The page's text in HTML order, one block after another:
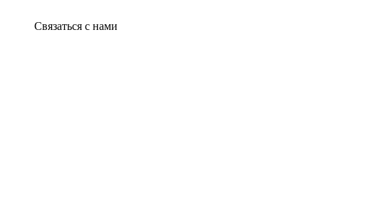
Связаться с нами